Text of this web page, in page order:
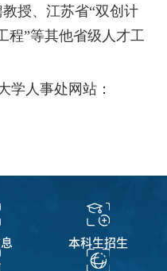
授、江苏省“双创计
程”等其他省级人才工
学人事处网站：
本科生招生